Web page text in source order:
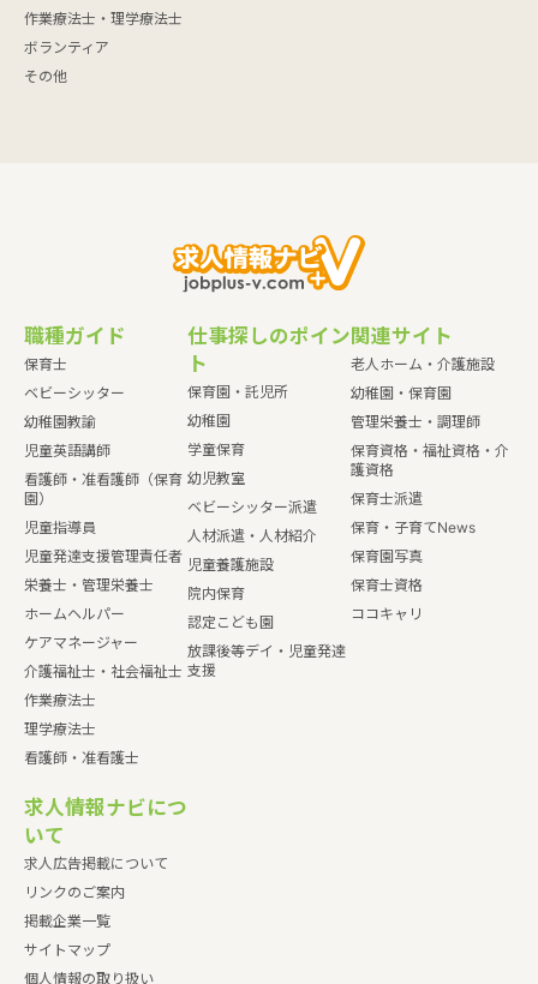
作業療法士・理学療法士
ボランティア
その他
職種ガイド
保育士
ベビーシッター
幼稚園教諭
児童英語講師
看護師・准看護師（保育
園）
児童指導員
児童発達支援管理責任者
栄養士・管理栄養士
ホームヘルパー
ケアマネージャー
介護福祉士・社会福祉士
作業療法士
理学療法士
看護師・准看護士
仕事探しのポイン
ト
保育園・託児所
幼稚園
学童保育
幼児教室
ベビーシッター派遣
人材派遣・人材紹介
児童養護施設
院内保育
認定こども園
放課後等デイ・児童発達
支援
関連サイト
老人ホーム・介護施設
幼稚園・保育園
管理栄養士・調理師
保育資格・福祉資格・介
護資格
保育士派遣
保育・子育てNews
保育園写真
保育士資格
ココキャリ
求人情報ナビにつ
いて
求人広告掲載について
リンクのご案内
掲載企業一覧
サイトマップ
個人情報の取り扱い